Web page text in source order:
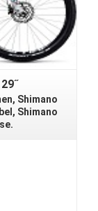
Shimano
Shimano